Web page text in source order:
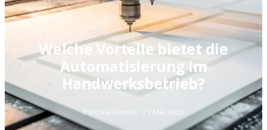
Welche Vorteile bietet die
Automatisierung im
Handwerksbetrieb?
Pascale Ramos 21 Mai 2026